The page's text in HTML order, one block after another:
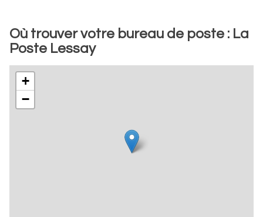
Où trouver votre bureau de poste : La
Poste Lessay
+
−